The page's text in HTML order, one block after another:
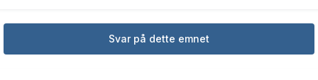
Svar på dette emnet